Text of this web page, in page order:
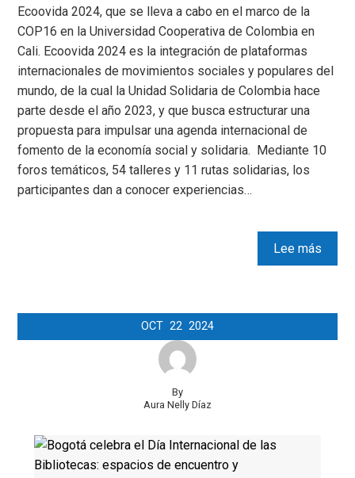
Ecoovida 2024, que se lleva a cabo en el marco de la
COP16 en la Universidad Cooperativa de Colombia en
Cali. Ecoovida 2024 es la integración de plataformas
internacionales de movimientos sociales y populares del
mundo, de la cual la Unidad Solidaria de Colombia hace
parte desde el año 2023, y que busca estructurar una
propuesta para impulsar una agenda internacional de
fomento de la economía social y solidaria. Mediante 10
foros temáticos, 54 talleres y 11 rutas solidarias, los
participantes dan a conocer experiencias…
Lee más
OCT 22 2024
By
Aura Nelly Díaz